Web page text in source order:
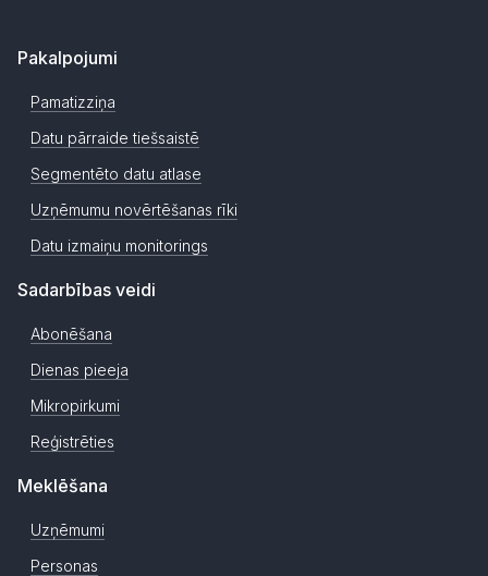
Pakalpojumi
Pamatizziņa
Datu pārraide tiešsaistē
Segmentēto datu atlase
Uzņēmumu novērtēšanas rīki
Datu izmaiņu monitorings
Sadarbības veidi
Abonēšana
Dienas pieeja
Mikropirkumi
Reģistrēties
Meklēšana
Uzņēmumi
Personas